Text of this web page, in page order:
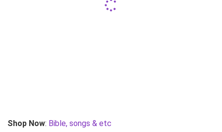
Shop Now: Bible, songs & etc